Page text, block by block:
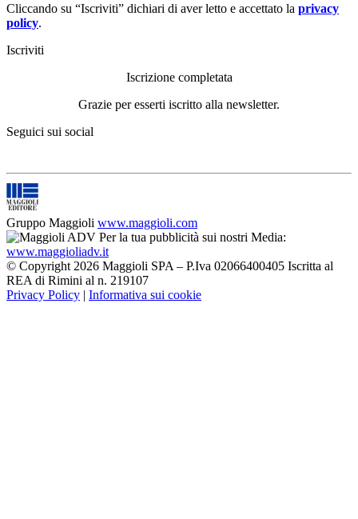
Cliccando su “Iscriviti” dichiari di aver letto e accettato la privacy
policy.
Iscriviti
Iscrizione completata
Grazie per esserti iscritto alla newsletter.
Seguici sui social
Gruppo Maggioli www.maggioli.com
Per la tua pubblicità sui nostri Media:
www.maggioliadv.it
© Copyright 2026 Maggioli SPA – P.Iva 02066400405 Iscritta al
REA di Rimini al n. 219107
Privacy Policy | Informativa sui cookie